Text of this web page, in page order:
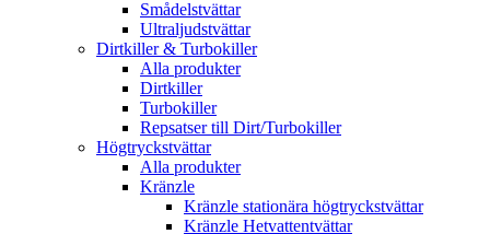
Smådelstvättar
Ultraljudstvättar
Dirtkiller & Turbokiller
Alla produkter
Dirtkiller
Turbokiller
Repsatser till Dirt/Turbokiller
Högtryckstvättar
Alla produkter
Kränzle
Kränzle stationära högtryckstvättar
Kränzle Hetvattentvättar